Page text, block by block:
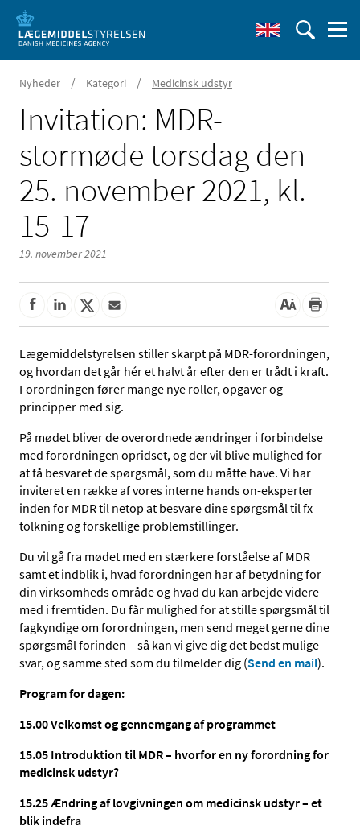
Nyheder / Kategori / Medicinsk udstyr
Invitation: MDR-
stormøde torsdag den
25. november 2021, kl.
15-17
19. november 2021
Lægemiddelstyrelsen stiller skarpt på MDR-forordningen,
og hvordan det går hér et halvt år efter den er trådt i kraft.
Forordningen fører mange nye roller, opgaver og
principper med sig.
På mødet bliver de overordnede ændringer i forbindelse
med forordningen opridset, og der vil blive mulighed for
at få besvaret de spørgsmål, som du måtte have. Vi har
inviteret en række af vores interne hands on-eksperter
inden for MDR til netop at besvare dine spørgsmål til fx
tolkning og forskellige problemstillinger.
Du vil gå fra mødet med en stærkere forståelse af MDR
samt et indblik i, hvad forordningen har af betydning for
din virksomheds område og hvad du kan arbejde videre
med i fremtiden. Du får mulighed for at stille spørgsmål til
fagkyndige om forordningen, men send meget gerne dine
spørgsmål forinden – så kan vi give dig det bedst mulige
svar, og samme sted som du tilmelder dig (Send en mail).
Program for dagen:
15.00Velkomst og gennemgang af programmet
15.05 Introduktion til MDR – hvorfor en ny forordning for
medicinsk udstyr?
15.25Ændring af lovgivningen om medicinsk udstyr – et
blik indefra